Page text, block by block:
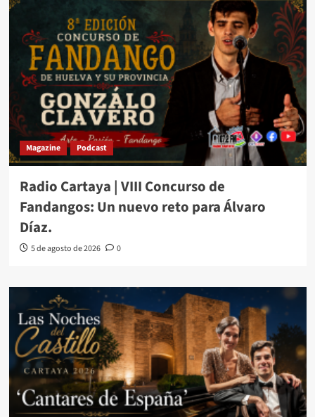
Magazine Podcast
Radio Cartaya | VIII Concurso de
Fandangos: Un nuevo reto para Álvaro
Díaz.
5 de agosto de 2026 0